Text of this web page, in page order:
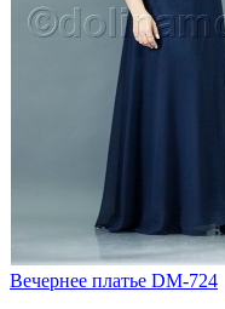
Вечернее платье DM-724